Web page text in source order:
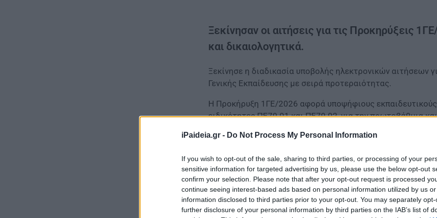
iPaideia.gr - Do Not Process My Personal Information
If you wish to opt-out of the sale, sharing to third parties, or processing of your
sensitive information for targeted advertising by us, please use the below opt-out
confirm your selection. Please note that after your opt-out request is processed
continue seeing interest-based ads based on personal information utilized by us
information disclosed to third parties prior to your opt-out. You may separately
further disclosure of your personal information by third parties on the IAB’s list of
Ξεκίνησαν οι αιτήσεις για τις Προκηρύξεις
και δικαιολογητικά.
Ξεκίνησε η διαδικασία υποβολής ηλεκτρονικών αιτήσεων
Γενικής Εκπαίδευσης με σειρά προτεραιότητας.
Η Προκήρυξη 1ΓΕ/2026 αφορά υποψήφιους
ειδικότητες ΠΕ79.01 και ΠΕ79.02, για την πρωτοβάθμια